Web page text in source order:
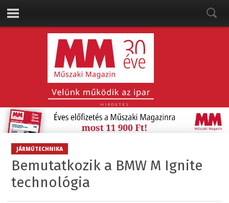
HIRDETÉS
JÁRMŰTECHNIKA
Bemutatkozik a BMW M Ignite
technológia